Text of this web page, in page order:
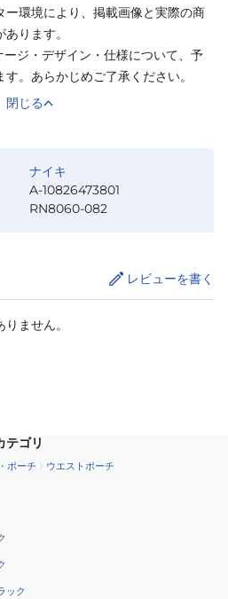
環境により、掲載画像と実際の商
ります。
ジ・デザイン・仕様について、予
。あらかじめご了承ください。
閉じる
ナイキ
A-10826473801
RN8060-082
レビューを書く
ません。
テゴリ
ポーチ ウエストポーチ
ック